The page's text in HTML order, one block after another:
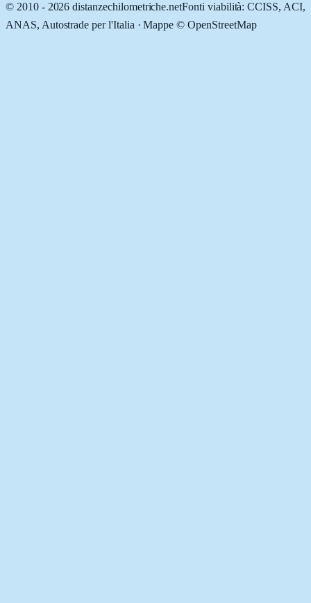
© 2010 - 2026 distanzechilometriche.netFonti viabilità: CCISS, ACI,
ANAS, Autostrade per l'Italia · Mappe © OpenStreetMap